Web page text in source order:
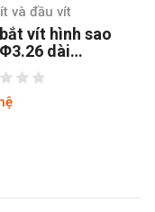
vít và đầu vít
bắt vít hình sao
Φ3.84 dài
chuôi lục
S2
hệ